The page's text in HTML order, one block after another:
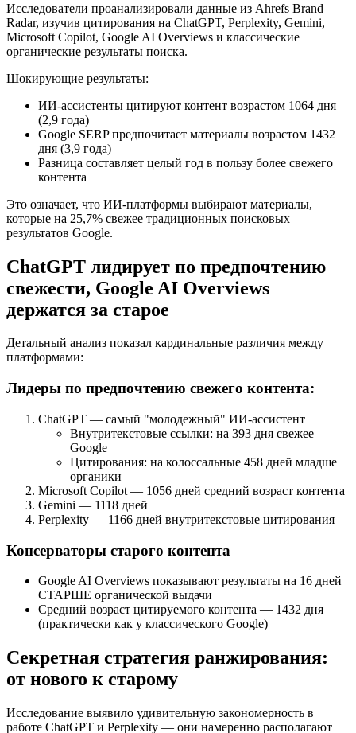
Исследователи проанализировали данные из Ahrefs Brand
Radar, изучив цитирования на ChatGPT, Perplexity, Gemini,
Microsoft Copilot, Google AI Overviews и классические
органические результаты поиска.
Шокирующие результаты:
ИИ-ассистенты цитируют контент возрастом 1064 дня
(2,9 года)
Google SERP предпочитает материалы возрастом 1432
дня (3,9 года)
Разница составляет целый год в пользу более свежего
контента
Это означает, что ИИ-платформы выбирают материалы,
которые на 25,7% свежее традиционных поисковых
результатов Google.
ChatGPT лидирует по предпочтению
свежести, Google AI Overviews
держатся за старое
Детальный анализ показал кардинальные различия между
платформами:
Лидеры по предпочтению свежего контента:
ChatGPT — самый "молодежный" ИИ-ассистент
Внутритекстовые ссылки: на 393 дня свежее
Google
Цитирования: на колоссальные 458 дней младше
органики
Microsoft Copilot — 1056 дней средний возраст контента
Gemini — 1118 дней
Perplexity — 1166 дней внутритекстовые цитирования
Консерваторы старого контента
Google AI Overviews показывают результаты на 16 дней
СТАРШЕ органической выдачи
Средний возраст цитируемого контента — 1432 дня
(практически как у классического Google)
Секретная стратегия ранжирования:
от нового к старому
Исследование выявило удивительную закономерность в
работе ChatGPT и Perplexity — они намеренно располагают